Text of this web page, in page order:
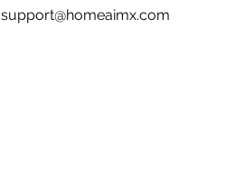
support@homeaimx.com